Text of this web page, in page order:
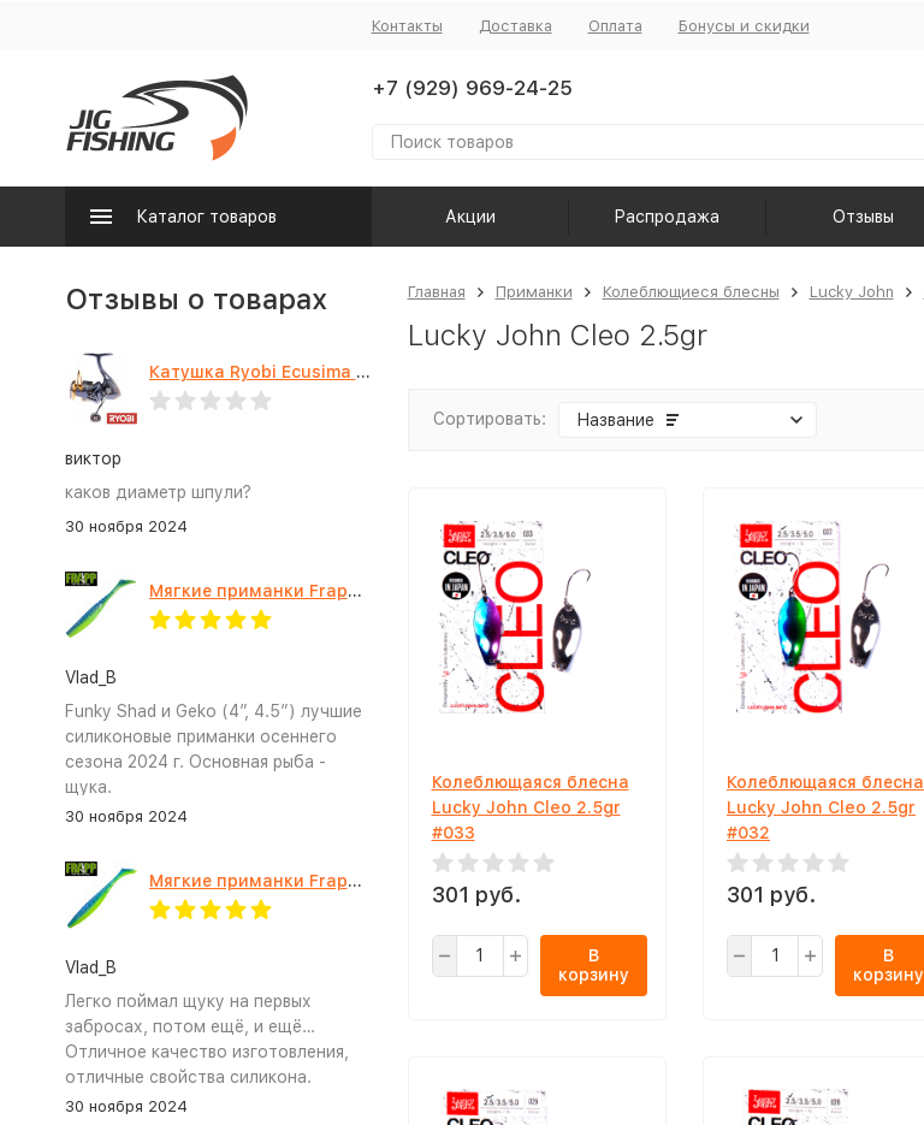
Контакты Доставка Оплата Бонусы и скидки
+7 (929) 969-24-25
Каталог товаров Акции Распродажа Отзывы
Главная Приманки Колеблющиеся блесны Lucky John
Lucky John Cleo 2.5gr
Сортировать: Название
Колеблющаяся блесна
Lucky John Cleo 2.5gr
#033
301 руб.
В
корзину
Колеблющаяся блесна
Lucky John Cleo 2.5gr
#032
301 руб.
В
корзину
Отзывы о товарах
Катушка Ryobi Ecusima PRO LT 5000
виктор
каков диаметр шпули?
30 ноября 2024
Мягкие приманки Frapp Funky Shad 4" #PAL03
Vlad_B
Funky Shad и Geko (4”, 4.5”) лучшие
силиконовые приманки осеннего
сезона 2024 г. Основная рыба -
щука.
30 ноября 2024
Мягкие приманки Frapp Geko 4.5" #PAL03
Vlad_B
Легко поймал щуку на первых
забросах, потом ещё, и ещё…
Отличное качество изготовления,
отличные свойства силикона.
30 ноября 2024